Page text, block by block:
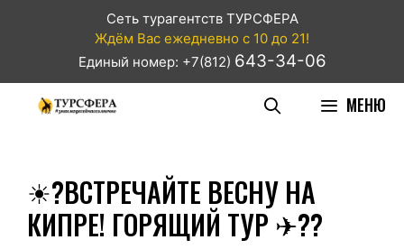
Сеть турагентств ТУРСФЕРА
Ждём Вас ежедневно с 10 до 21!
Единый номер: +7(812) 643-34-06
МЕНЮ
☀?ВСТРЕЧАЙТЕ ВЕСНУ НА
КИПРЕ! ГОРЯЩИЙ ТУР ✈??